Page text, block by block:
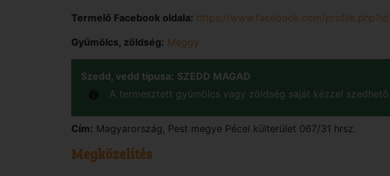
Termelő Facebook oldala: https://www.facebook.com/
Gyümölcs, zöldség: Meggy
Szedd, vedd típusa: SZEDD MAGAD
A termesztett gyümölcs vagy zöldség saját kézzel szedhető.
Cím: Magyarország , Pest megye Pécel külterület 067/31 hrsz.
Megközelítés